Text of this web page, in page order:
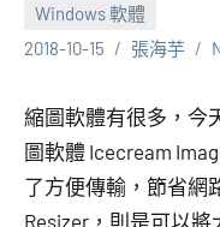
Windows 軟體
2018-10-15
張海芋
縮圖軟體有很多，今
圖軟體 Icecream
了方便傳輸，節省網
Resizer，則是可以